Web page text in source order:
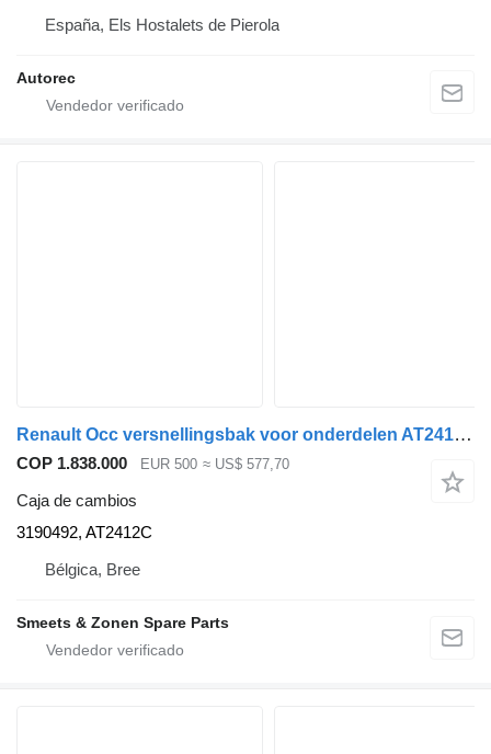
España, Els Hostalets de Pierola
Autorec
Renault Occ versnellingsbak voor onderdelen AT2412C Renaul 3190492, AT2412C caja de cambios para camión
COP 1.838.000 EUR 500 ≈ US$ 577,70
Caja de cambios
3190492, AT2412C
Bélgica, Bree
Smeets & Zonen Spare Parts